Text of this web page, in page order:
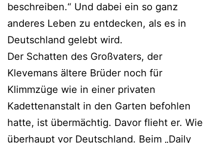
beschreiben.“ Und dabei ein so ganz
anderes Leben zu entdecken, als es in
Deutschland gelebt wird.
Der Schatten des Großvaters, der
Klevemans ältere Brüder noch für
Klimmzüge wie in einer privaten
Kadettenanstalt in den Garten befohlen
hatte, ist übermächtig. Davor flieht er. Wie
überhaupt vor Deutschland. Beim „Daily